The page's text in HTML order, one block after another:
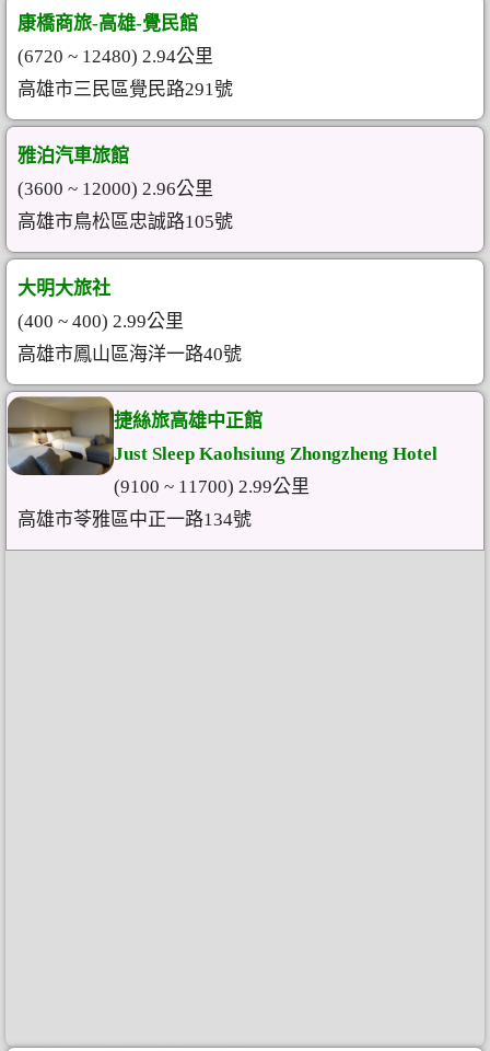
康橋商旅-高雄-覺民館
(6720 ~ 12480) 2.94公里
高雄市三民區覺民路291號
雅泊汽車旅館
(3600 ~ 12000) 2.96公里
高雄市鳥松區忠誠路105號
大明大旅社
(400 ~ 400) 2.99公里
高雄市鳳山區海洋一路40號
捷絲旅高雄中正館
Just Sleep Kaohsiung Zhongzheng Hotel
(9100 ~ 11700) 2.99公里
高雄市苓雅區中正一路134號